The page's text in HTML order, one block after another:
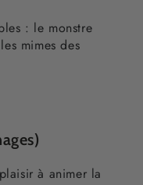
: le monstre
mimes des
à animer la